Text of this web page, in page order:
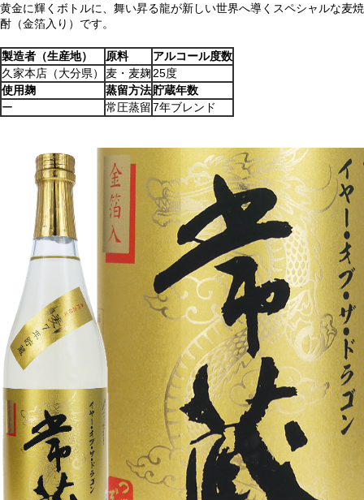
黄金に輝くボトルに、舞い昇る龍が新しい世界へ導くスペシャルな麦焼
酎（金箔入り）です。
製造者（生産地） 原料
アルコール度数
久家本店（大分県）
麦・麦麹25度
使用麹
蒸留方法貯蔵年数
ー
常圧蒸留7年ブレンド